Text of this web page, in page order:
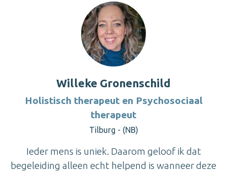
Willeke Gronenschild
Holistisch therapeut en Psychosociaal
therapeut
Tilburg - (NB)
Ieder mens is uniek. Daarom geloof ik dat
begeleiding alleen echt helpend is wanneer deze